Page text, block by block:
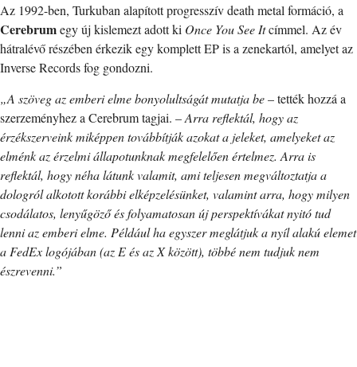
Az 1992-ben, Turkuban alapított progresszív death metal formáció, a
Cerebrumegy új kislemezt adott ki Once You See Itcímmel. Az év
hátralévő részében érkezik egy komplett EP is a zenekartól, amelyet az
Inverse Records fog gondozni.
„A szöveg az emberi elme bonyolultságát mutatja be– tették hozzá a
szerzeményhez a Cerebrum tagjai. –Arra reflektál, hogy az
érzékszerveink miképpen továbbítják azokat a jeleket, amelyeket az
elménk az érzelmi állapotunknak megfelelően értelmez. Arra is
reflektál, hogy néha látunk valamit, ami teljesen megváltoztatja a
dologról alkotott korábbi elképzelésünket, valamint arra, hogy milyen
csodálatos, lenyűgöző és folyamatosan új perspektívákat nyitó tud
lenni az emberi elme. Például ha egyszer meglátjuk a nyíl alakú elemet
a FedEx logójában (az E és az X között), többé nem tudjuk nem
észrevenni.”